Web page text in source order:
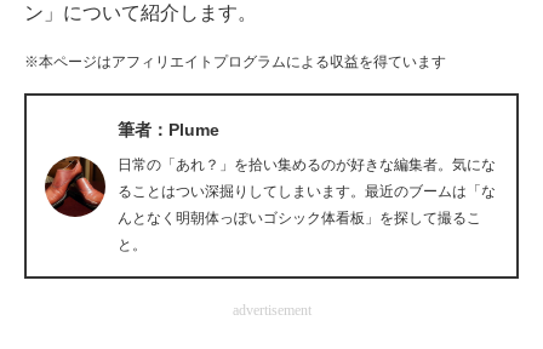
経営リーダーのコミュニティ
マーケ×ITの今がよく分かる
ITエンジニア向け専門サイト
ン」について紹介します。
※本ページはアフィリエイトプログラムによる収益を得ています
筆者：Plume
日常の「あれ？」を拾い集めるのが好きな編集者。気にな
ることはつい深掘りしてしまいます。最近のブームは「な
んとなく明朝体っぽいゴシック体看板」を探して撮るこ
と。
advertisement